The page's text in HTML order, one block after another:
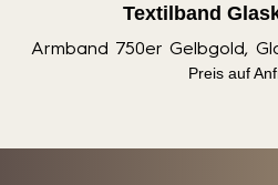
Textilband
Armband 750er Gelbgold,
Preis auf